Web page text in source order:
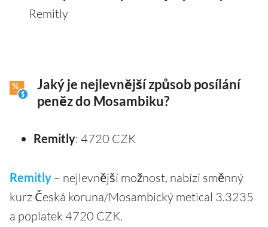
Remitly
Jaký je nejlevnější způsob posílání
peněz do Mosambiku?
Remitly: 4720 CZK
Remitly – nejlevnější možnost, nabízí směnný
kurz Česká koruna/Mosambický metical 3.3235
a poplatek 4720 CZK.